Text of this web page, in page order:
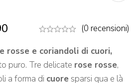
(0 recensioni)
rosse e coriandoli di cuori,
puro. Tre delicate rose rosse,
a forma di cuore sparsi qua e là